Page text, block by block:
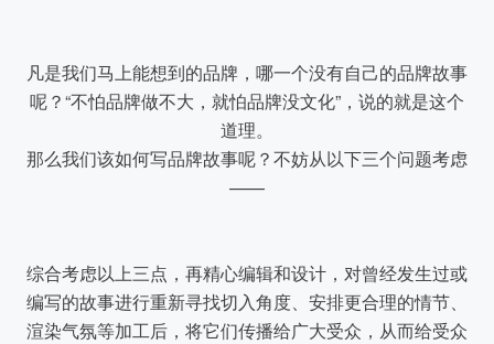
凡是我们马上能想到的品牌，哪一个没有自己的品牌故事
呢？“不怕品牌做不大，就怕品牌没文化”，说的就是这个
道理。
那么我们该如何写品牌故事呢？不妨从以下三个问题考虑
——
综合考虑以上三点，再精心编辑和设计，对曾经发生过或
编写的故事进行重新寻找切入角度、安排更合理的情节、
渲染气氛等加工后，将它们传播给广大受众，从而给受众